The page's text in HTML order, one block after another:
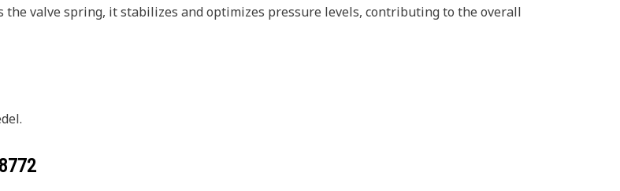
the valve spring, it stabilizes and optimizes pressure levels, contributing to the overall